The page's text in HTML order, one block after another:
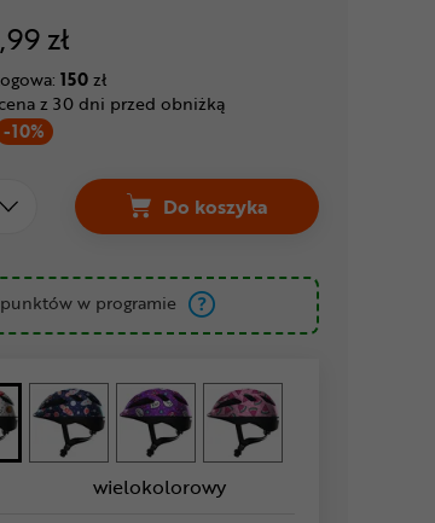
,99 zł
150zł
-10%
z 30 dni przed obniżką
Do koszyka
Kask rowerowy ABUS
punktów w programie
wielokolorowy